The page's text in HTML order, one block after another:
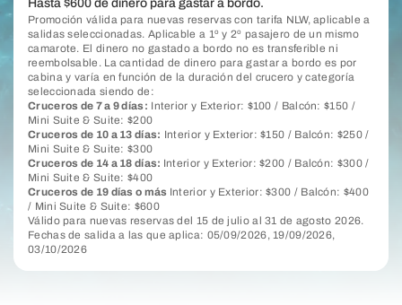
Hasta $600 de dinero para gastar a bordo.
Promoción válida para nuevas reservas con tarifa NLW, aplicable a
salidas seleccionadas. Aplicable a 1º y 2º pasajero de un mismo
camarote. El dinero no gastado a bordo no es transferible ni
reembolsable. La cantidad de dinero para gastar a bordo es por
cabina y varía en función de la duración del crucero y categoría
seleccionada siendo de:
Cruceros de 7 a 9 días: Interior y Exterior: $100 / Balcón: $150 /
Mini Suite & Suite: $200
Cruceros de 10 a 13 días: Interior y Exterior: $150 / Balcón: $250 /
Mini Suite & Suite: $300
Cruceros de 14 a 18 días: Interior y Exterior: $200 / Balcón: $300 /
Mini Suite & Suite: $400
Cruceros de 19 días o más Interior y Exterior: $300 / Balcón: $400
/ Mini Suite & Suite: $600
Válido para nuevas reservas del 15 de julio al 31 de agosto 2026.
Fechas de salida a las que aplica: 05/09/2026, 19/09/2026,
03/10/2026